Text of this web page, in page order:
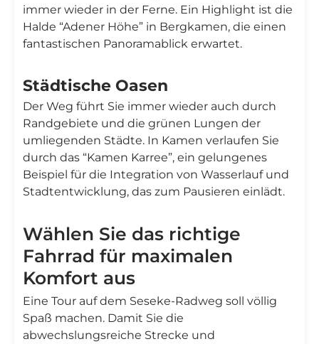
immer wieder in der Ferne. Ein Highlight ist die
Halde “Adener Höhe” in Bergkamen, die einen
fantastischen Panoramablick erwartet.
Städtische Oasen
Der Weg führt Sie immer wieder auch durch
Randgebiete und die grünen Lungen der
umliegenden Städte. In Kamen verlaufen Sie
durch das “Kamen Karree”, ein gelungenes
Beispiel für die Integration von Wasserlauf und
Stadtentwicklung, das zum Pausieren einlädt.
Wählen Sie das richtige
Fahrrad für maximalen
Komfort aus
Eine Tour auf dem Seseke-Radweg soll völlig
Spaß machen. Damit Sie die
abwechslungsreiche Strecke und